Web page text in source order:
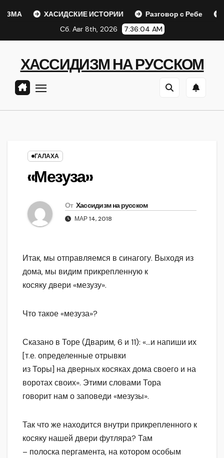
ХАСИДСКИЕ ИСТОРИИ Разговор с Ребе
Сб. Авг 8th, 2026
7:36:04 AM
ХАССИДИЗМ НА РУССКОМ
ГАЛАХА
«Мезуза»
От Хассидизм на русском
МАР 14, 2018
Итак, мы отправляемся в синагогу. Выходя из
дома, мы видим прикрепленную к
косяку двери «мезузу».
Что такое «мезуза»?
Сказано в Торе (Дварим, 6 и 11): «…и напиши их
[т.е. определенные отрывки
из Торы] на дверных косяках дома своего и на
воротах своих». Этими словами Тора
говорит нам о заповеди «мезузы».
Так что же находится внутри прикрепленного к
косяку нашей двери футляра? Там
– полоска пергамента, на котором особым